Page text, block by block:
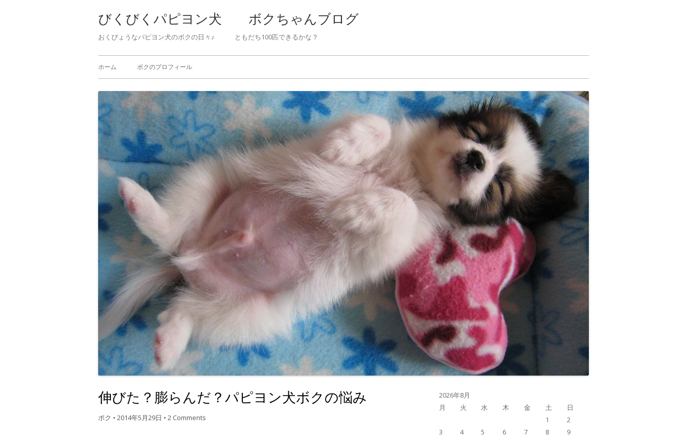
びくびくパピヨン犬 ボクちゃんブログ
おくびょうなパピヨン犬のボクの日々♪ ともだち100匹できるかな？
Skip to content
ホーム ボクのプロフィール
伸びた？膨らんだ？パピヨン犬ボクの悩み
ボク • 2014年5月29日 • 2 Comments
2026年8月
月
火 水 木 金 土 日
1
2
3
4 5 6 7 8
9